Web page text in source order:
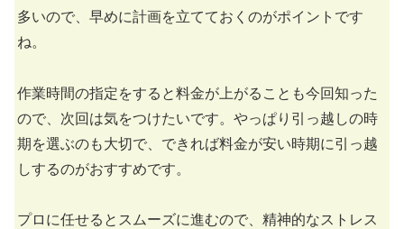
多いので、早めに計画を立てておくのがポイントです
ね。
作業時間の指定をすると料金が上がることも今回知った
ので、次回は気をつけたいです。やっぱり引っ越しの時
期を選ぶのも大切で、できれば料金が安い時期に引っ越
しするのがおすすめです。
プロに任せるとスムーズに進むので、精神的なストレス